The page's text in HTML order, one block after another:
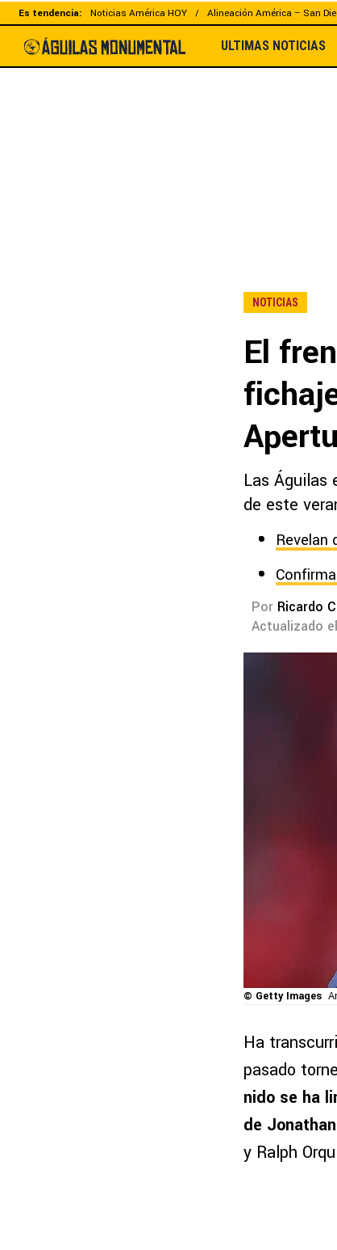
Es tendencia: Noticias América HOY Alineación América – San
ULTIMAS NOTICIAS
NOTICIAS
El
Las Águilas
de este
Revelan
Por Ricardo
Actualizado
© Getty Images
Ha
pasado
nido se ha
de
y Ralph